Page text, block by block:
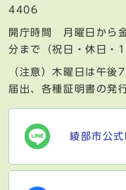
4406
開庁時間 月曜日から
分まで（祝日・休日・
（注意）木曜日は午後
届出、各種証明書の発
綾部市公